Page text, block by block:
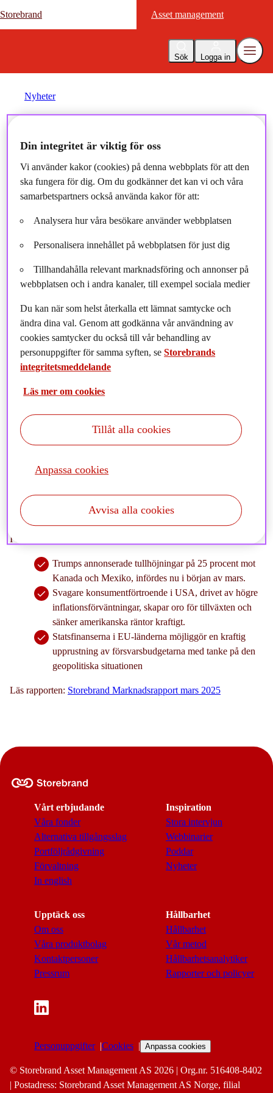
Storebrand Asset management
Sök Logga in
Storebrand Asset management
Nyheter
Storebrand
Marknadsrapport mars 2025
2025-03-06
Allokeringsgruppen noterar att Trump nu infört
paus på 30 dagar. Läs mer om marknadsläget den
I denna månadsrapport kan du bland annat läsa om:
Trumps annonserade tullhöjningar på 25 procent mot
Kanada och Mexiko, infördes nu i början av mars.
Svagare konsumentförtroende i USA, drivet av högre
inflationsförväntningar, skapar oro för tillväxten och
sänker amerikanska räntor kraftigt.
Statsfinanserna i EU-länderna möjliggör en kraftig
upprustning av försvarsbudgetarna med tanke på den
geopolitiska situationen
Läs rapporten: Storebrand Marknadsrapport mars 2025
Vårt erbjudande
Våra fonder
Alternativa tillgångsslag
Portföljrådgivning
Förvaltning
In english
Inspiration
Stora intervjun
Webbinarier
Poddar
Nyheter
Upptäck oss
Om oss
Våra produktbolag
Kontaktpersoner
Pressrum
Hållbarhet
Hållbarhet
Vår metod
Hållbarhetsanalytiker
Rapporter och policyer
Personuppgifter Cookies Anpassa cookies
© Storebrand Asset Management AS 2026 | Org.nr. 516408-8402
| Postadress: Storebrand Asset Management AS Norge, filial
Din integritet är viktig för oss
Vi använder kakor (cookies) på denna webbplats för att den
ska fungera för dig. Om du godkänner det kan vi och våra
samarbetspartners också använda kakor för att:
Analysera hur våra besökare använder webbplatsen
Personalisera innehållet på webbplatsen för just dig
Tillhandahålla relevant marknadsföring och annonser på
webbplatsen och i andra kanaler, till exempel sociala medier
Du kan när som helst återkalla ett lämnat samtycke och
ändra dina val. Genom att godkänna vår användning av
cookies samtycker du också till vår behandling av
personuppgifter för samma syften, seStorebrands
integritetsmeddelande
Läs mer om cookies
Anpassa cookies
Avvisa alla cookies
Tillåt alla cookies